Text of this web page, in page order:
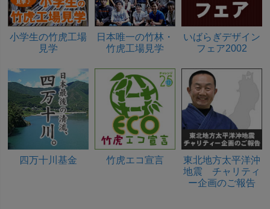
小学生の竹虎工場
見学
日本唯一の竹林・
竹虎工場見学
いばらぎデザイン
フェア2002
四万十川基金 竹虎エコ宣言
東北地方太平洋沖
地震 チャリティ
ー企画のご報告